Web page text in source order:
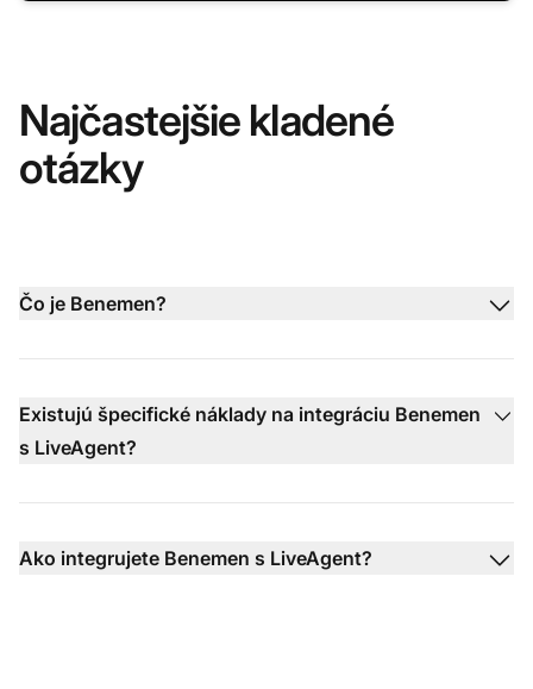
Najčastejšie kladené
otázky
Čo je Benemen?
Existujú špecifické náklady na integráciu Benemen
s LiveAgent?
Ako integrujete Benemen s LiveAgent?